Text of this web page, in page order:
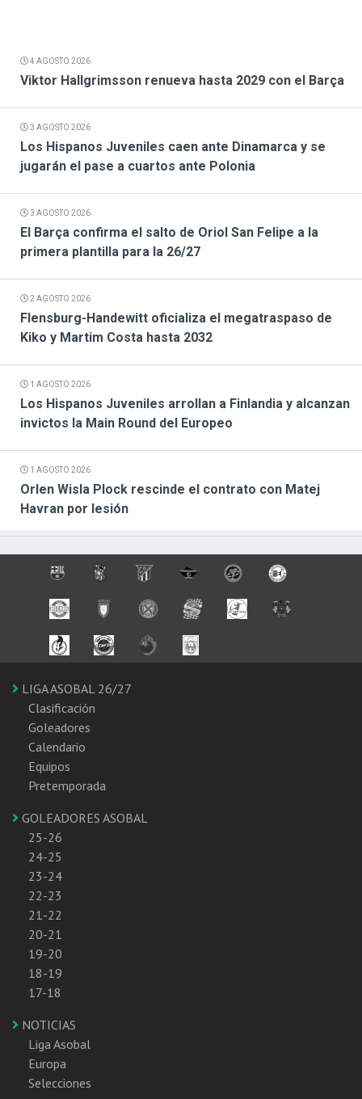
4 AGOSTO 2026
Viktor Hallgrimsson renueva hasta 2029 con el Barça
3 AGOSTO 2026
Los Hispanos Juveniles caen ante Dinamarca y se
jugarán el pase a cuartos ante Polonia
3 AGOSTO 2026
El Barça confirma el salto de Oriol San Felipe a la
primera plantilla para la 26/27
2 AGOSTO 2026
Flensburg-Handewitt oficializa el megatraspaso de
Kiko y Martim Costa hasta 2032
1 AGOSTO 2026
Los Hispanos Juveniles arrollan a Finlandia y alcanzan
invictos la Main Round del Europeo
1 AGOSTO 2026
Orlen Wisla Plock rescinde el contrato con Matej
Havran por lesión
LIGA ASOBAL 26/27
Clasificación
Goleadores
Calendario
Equipos
Pretemporada
GOLEADORES ASOBAL
25-26
24-25
23-24
22-23
21-22
20-21
19-20
18-19
17-18
NOTICIAS
Liga Asobal
Europa
Selecciones